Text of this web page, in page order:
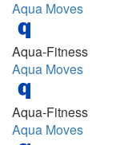
Schwyz
Tessin
Uri
Wallis
08.45 - 09.30
08.50 - 09.35
08:00 - 13:00
Aqua Moves
Aqua-Fitness
Aqua Moves
Aqua-Fitness
Aqua Moves